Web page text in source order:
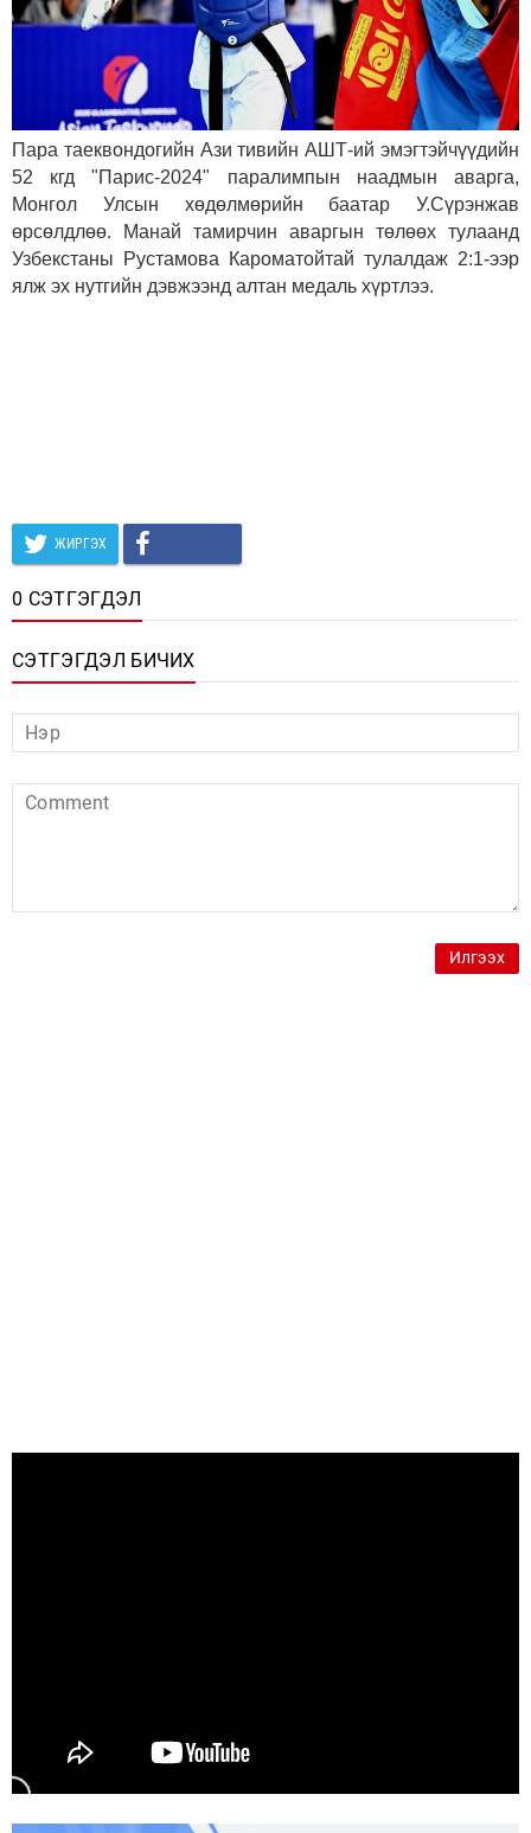
Пара таеквондогийн Ази тивийн АШТ-ий эмэгтэйчүүдийн
52 кгд "Парис-2024" паралимпын наадмын аварга,
Монгол Улсын хөдөлмөрийн баатар У.Сүрэнжав
өрсөлдлөө.
Манай тамирчин аваргын төлөөх тулаанд
Узбекстаны Рустамова Кароматойтай тулалдаж 2:1-ээр
ялж эх нутгийн дэвжээнд алтан медаль хүртлээ.
ЖИРГЭХ
0 СЭТГЭГДЭЛ
СЭТГЭГДЭЛ БИЧИХ
Илгээх